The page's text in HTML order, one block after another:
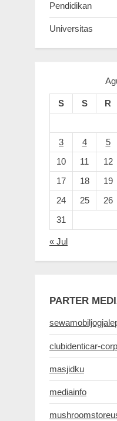
Pendidikan
Universitas
S S R
3
4 5
10
11 12
17
18 19
24
25 26
31
« Jul
PARTER
clubidenticar-
masjidku
mediainfo